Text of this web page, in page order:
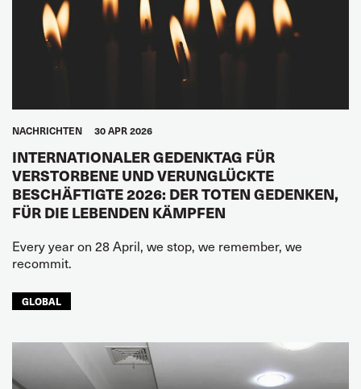
NACHRICHTEN 30 APR 2026
INTERNATIONALER GEDENKTAG FÜR
VERSTORBENE UND VERUNGLÜCKTE
BESCHÄFTIGTE 2026: DER TOTEN GEDENKEN,
FÜR DIE LEBENDEN KÄMPFEN
Every year on 28 April, we stop, we remember, we
recommit.
GLOBAL